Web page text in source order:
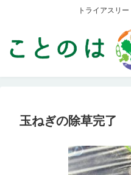
トライアスリ
玉ねぎの除草完了